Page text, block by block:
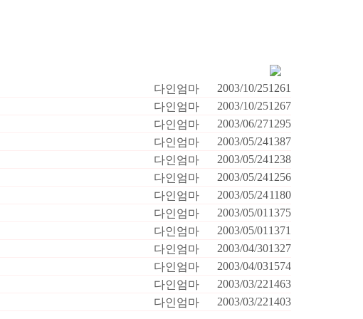
다인엄마 2003/10/251261
다인엄마 2003/10/251267
다인엄마 2003/06/271295
다인엄마 2003/05/241387
다인엄마 2003/05/241238
다인엄마 2003/05/241256
다인엄마 2003/05/241180
다인엄마 2003/05/01 1375
다인엄마 2003/05/01 1371
다인엄마 2003/04/301327
다인엄마 2003/04/031574
다인엄마 2003/03/221463
다인엄마 2003/03/221403